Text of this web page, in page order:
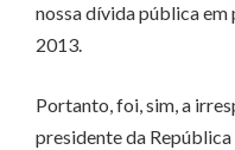
nossa dívida pública em
2013.
Portanto, foi, sim, a
presidente da República